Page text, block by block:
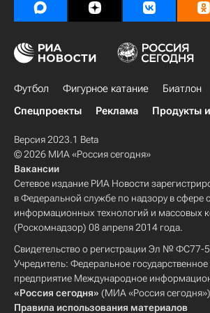
Футбол Фигурное катание Биатлон
Спецпроекты
Реклама Продукты
Версия 2023.1 Beta
© 2026 МИА «Россия сегодня»
Вакансии
Сетевое издание РИА Новости
в Федеральной службе по надзору в сфере
информационных технологий и массовых
(Роскомнадзор) 08 апреля 2014 года.
Свидетельство о регистрации Эл № ФС77-
Учредитель: Федеральное государственное
предприятие Международное
«Россия сегодня» (МИА «Россия
Правила использования материалов